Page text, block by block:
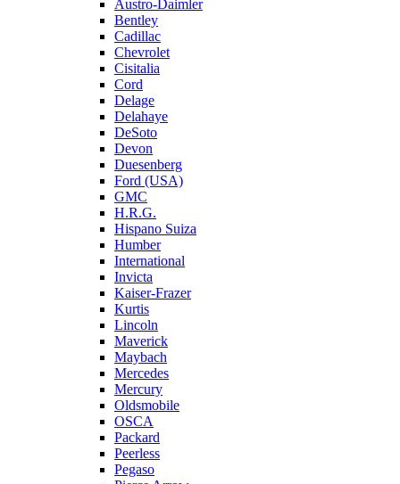
Austro-Daimler
Bentley
Cadillac
Chevrolet
Cisitalia
Cord
Delage
Delahaye
DeSoto
Devon
Duesenberg
Ford (USA)
GMC
H.R.G.
Hispano Suiza
Humber
International
Invicta
Kaiser-Frazer
Kurtis
Lincoln
Maverick
Maybach
Mercedes
Mercury
Oldsmobile
OSCA
Packard
Peerless
Pegaso